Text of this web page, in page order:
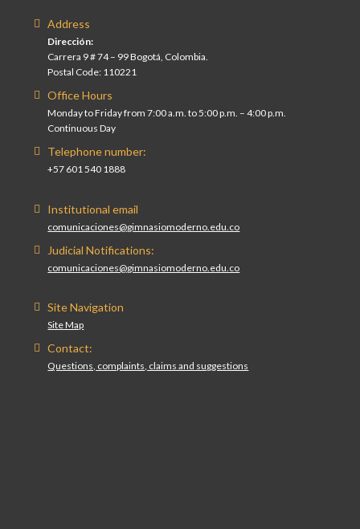
Address
Dirección:
Carrera 9 # 74 – 99 Bogotá, Colombia.
Postal Code: 110221
Office Hours
Monday to Friday from 7:00 a.m. to 5:00 p.m. – 4:00 p.m.
Continuous Day
Telephone number:
+57 601 540 1888
Institutional email
comunicaciones@gimnasiomoderno.edu.co
Judicial Notifications:
comunicaciones@gimnasiomoderno.edu.co
Site Navigation
Site Map
Contact:
Questions, complaints, claims and suggestions